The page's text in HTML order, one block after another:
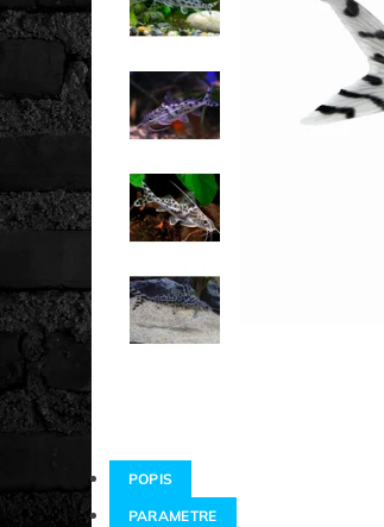
POPIS
PARAMETRE